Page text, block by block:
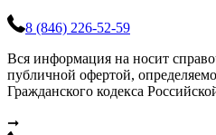
8 (846) 226-52-59
Вся информация на носит
публичной офертой,
Гражданского кодекса
➞